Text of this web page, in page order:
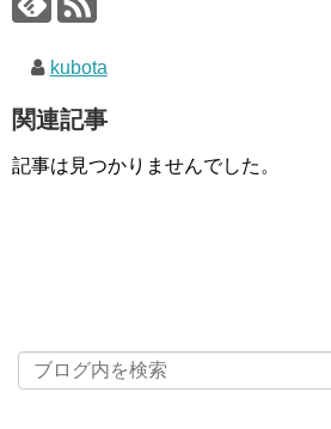
kubota
関連記事
記事は見つかりませんでした。